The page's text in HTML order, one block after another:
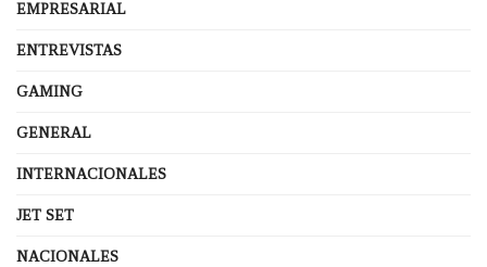
EMPRESARIAL
ENTREVISTAS
GAMING
GENERAL
INTERNACIONALES
JET SET
NACIONALES